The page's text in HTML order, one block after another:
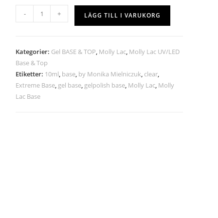
- + LÄGG TILL I VARUKORG
Kategorier: Gel BASE & TOP, Molly Lac, Molly Lac UV/LED
Base & Top
Etiketter: 10ml, base, by Monika Mielniczuk, clear,
Extreme Base, gel base, gelpolish base, Molly Lac, Molly
Lac Base